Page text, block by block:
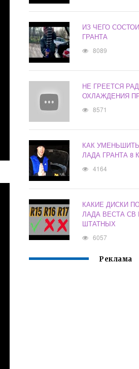
ИЗ ЧЕГО
ГРАНТА
8089
НЕ ГРЕЕТСЯ
ОХЛАЖДЕНИЯ
8571
КАК
ЛАДА ГРАНТА 8
4164
КАКИЕ ДИСКИ
ЛАДА ВЕСТА
ШТАТНЫХ
6057
Реклама